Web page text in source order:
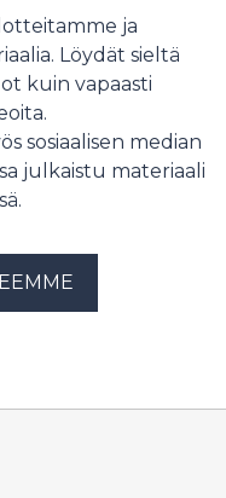
ja
Löydät sieltä
kuin vapaasti
sosiaalisen median
julkaistu materiaali